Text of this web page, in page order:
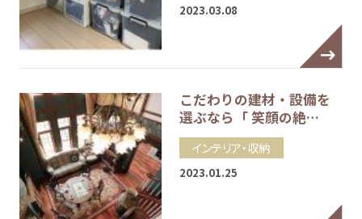
2023.03.08
こだわりの建材・設備を
選ぶなら「 笑顔の絶…
インテリア・収納
2023.01.25